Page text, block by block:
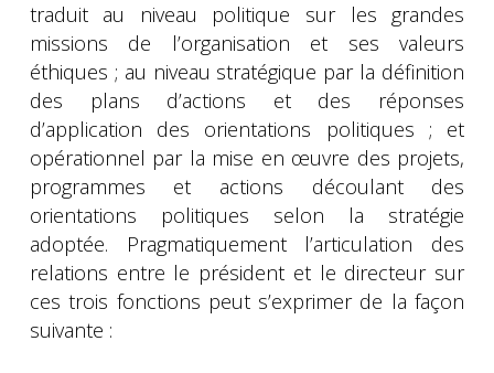
traduit au niveau politique sur les grandes
missions de l’organisation et ses valeurs
éthiques ; au niveau stratégique par la définition
des plans d’actions et des réponses
d’application des orientations politiques ; et
opérationnel par la mise en œuvre des projets,
programmes et actions découlant des
orientations politiques selon la stratégie
adoptée. Pragmatiquement l’articulation des
relations entre le président et le directeur sur
ces trois fonctions peut s’exprimer de la façon
suivante :